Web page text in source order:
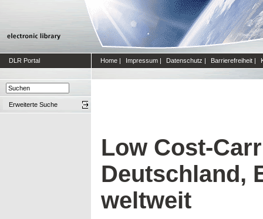
DLR Portal Home | Impressum | Datenschutz | Barrierefreiheit |
Erweiterte Suche
Low Cost-
Deutschland,
weltweit